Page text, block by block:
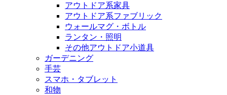
アウトドア系家具
アウトドア系ファブリック
ウォールマグ・ボトル
ランタン・照明
その他アウトドア小道具
ガーデニング
手芸
スマホ・タブレット
和物